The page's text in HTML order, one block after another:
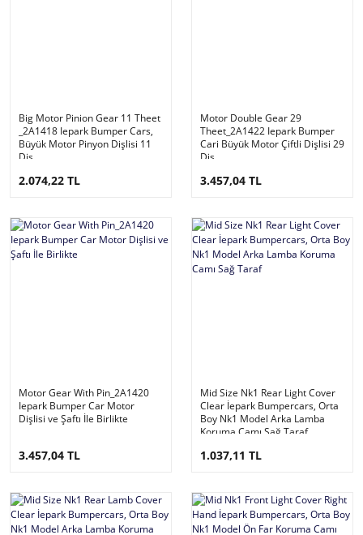
Big Motor Pinion Gear 11 Theet
_2A1418 Iepark Bumper Cars,
Büyük Motor Pinyon Dişlisi 11
Diş
2.074,22 TL
Motor Double Gear 29
Theet_2A1422 Iepark Bumper
Cari Büyük Motor Çiftli Dişlisi 29
Diş
3.457,04 TL
Motor Gear With Pin_2A1420
Iepark Bumper Car Motor
Dişlisi ve Şaftı İle Birlikte
3.457,04 TL
Mid Size Nk1 Rear Light Cover
Clear İepark Bumpercars, Orta
Boy Nk1 Model Arka Lamba
Koruma Camı Sağ Taraf
1.037,11 TL